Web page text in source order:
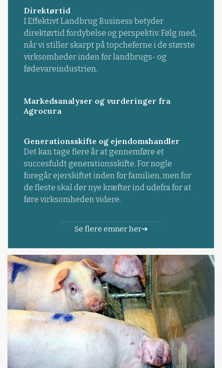
Direktørtid
I Effektivt Landbrug Business betyder
direktørtid fordybelse og perspektiv. Følg med,
når vi stiller skarpt på topcheferne i de største
virksomheder inden for landbrugs- og
fødevareindustrien.
Markedsanalyser og vurderinger fra
Agrocura
Generationsskifte og ejendomshandler
Det kan tage flere år at gennemføre et
succesfuldt generationsskifte. For nogle
foregår ejerskiftet inden for familien, men for
de fleste skal der nye kræfter ind udefra for at
føre virksomheden videre.
Se flere emner her